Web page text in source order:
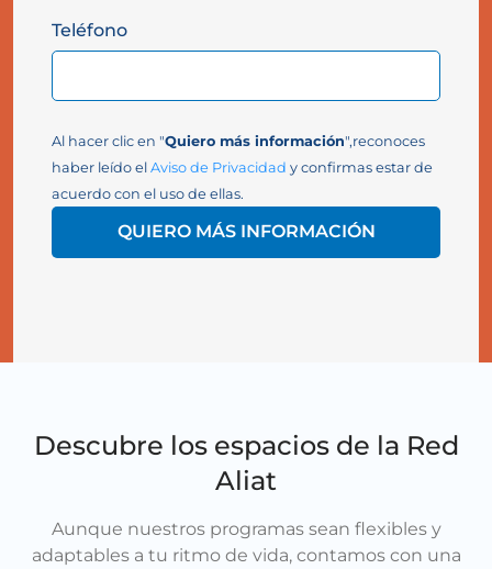
Teléfono
Al hacer clic en "Quiero más información",reconoces
haber leído el Aviso de Privacidad y confirmas estar de
acuerdo con el uso de ellas.
QUIERO MÁS INFORMACIÓN
Descubre los espacios de la Red
Aliat
Aunque nuestros programas sean flexibles y
adaptables a tu ritmo de vida, contamos con una